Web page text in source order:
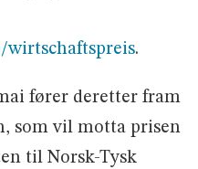
wirtschaftspreis.
fører deretter fram
som vil motta prisen
til Norsk-Tysk